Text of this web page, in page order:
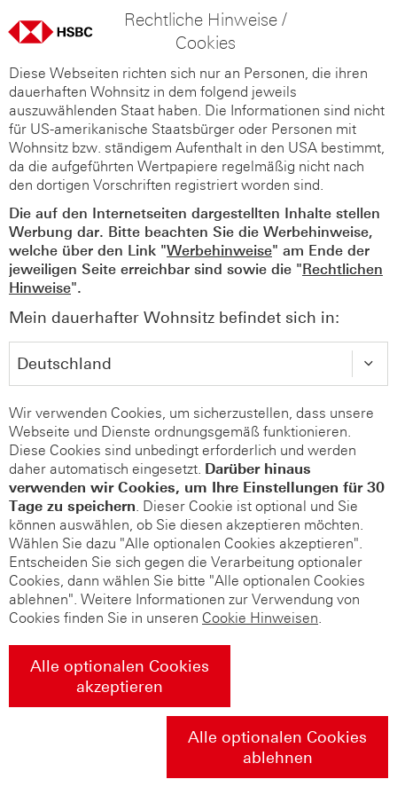
Rechtliche Hinweise /
Cookies
Diese Webseiten richten sich nur an Personen, die ihren
dauerhaften Wohnsitz in dem folgend jeweils
auszuwählenden Staat haben. Die Informationen sind nicht
für US-amerikanische Staatsbürger oder Personen mit
Wohnsitz bzw. ständigem Aufenthalt in den USA bestimmt,
da die aufgeführten Wertpapiere regelmäßig nicht nach
den dortigen Vorschriften registriert worden sind.
Die auf den Internetseiten dargestellten Inhalte stellen
Werbung dar. Bitte beachten Sie die Werbehinweise,
welche über den Link "Werbehinweise" am Ende der
jeweiligen Seite erreichbar sind sowie die "Rechtlichen
Hinweise".
Mein dauerhafter Wohnsitz befindet sich in:
Wir verwenden Cookies, um sicherzustellen, dass unsere
Webseite und Dienste ordnungsgemäß funktionieren.
Diese Cookies sind unbedingt erforderlich und werden
daher automatisch eingesetzt. Darüber hinaus
verwenden wir Cookies, um Ihre Einstellungen für 30
Tage zu speichern. Dieser Cookie ist optional und Sie
können auswählen, ob Sie diesen akzeptieren möchten.
Wählen Sie dazu "Alle optionalen Cookies akzeptieren".
Entscheiden Sie sich gegen die Verarbeitung optionaler
Cookies, dann wählen Sie bitte "Alle optionalen Cookies
ablehnen". Weitere Informationen zur Verwendung von
Cookies finden Sie in unseren Cookie Hinweisen.
Alle optionalen Cookies
akzeptieren
Alle optionalen Cookies
ablehnen